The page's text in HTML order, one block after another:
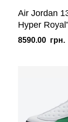
Air Jordan
Hyper
8590.00 грн.